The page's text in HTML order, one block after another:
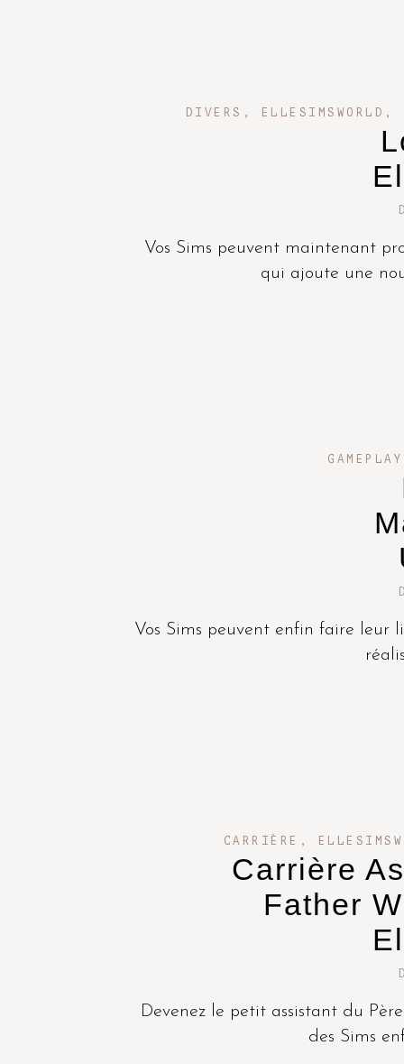
DIVERS , ELLESIMSWORLD ,
Vos Sims peuvent maintenant
qui ajoute une
GAMEPLAY
Vos Sims peuvent enfin faire
CARRIÈRE ,
Carrière
Father
Devenez le petit assistant du
des Sims